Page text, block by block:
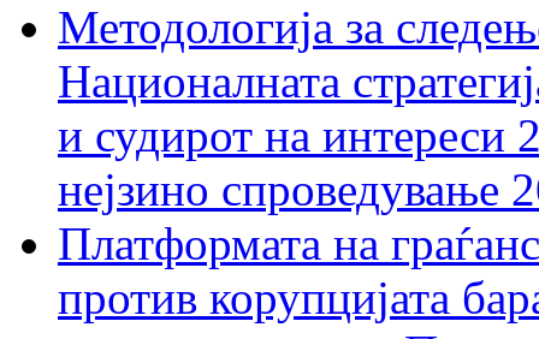
Методологија за
Националната
и судирот на интереси
нејзино спроведување
Платформата на
против корупцијата